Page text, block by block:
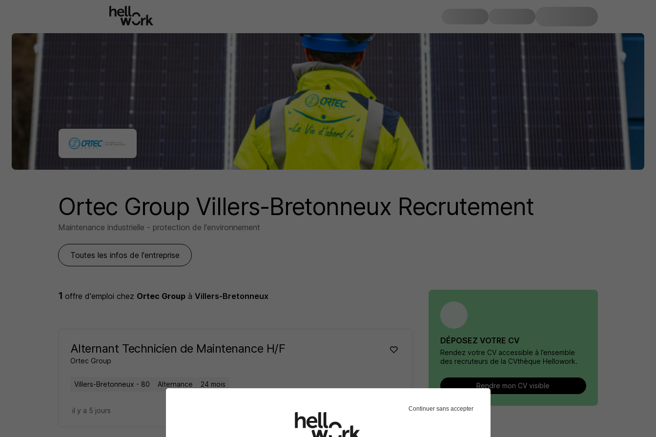
Ortec Group Villers-Bretonneux Recrutement
Maintenance industrielle - protection de l'environnement
Toutes les infos de l'entreprise
1offre d'emploichez Ortec Group àVillers-Bretonneux
Alternant Technicien de Maintenance H/F
Ortec Group
Villers-Bretonneux - 80 Alternance 24 mois
il y a 5 jours
DÉPOSEZ VOTRE CV
Rendez votre CV accessible à l’ensemble
des recruteurs de la CVthèque Hellowork.
Rendre mon CV visible
Continuer sans accepter